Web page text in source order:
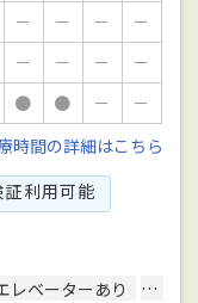
－ － －
－
－ － －
－
● ● －
－
時間の詳細はこちら
利用可能
レベーターあり
歯科